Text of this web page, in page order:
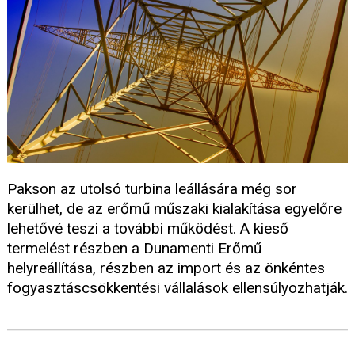
Pakson az utolsó turbina leállására még sor
kerülhet, de az erőmű műszaki kialakítása egyelőre
lehetővé teszi a további működést. A kieső
termelést részben a Dunamenti Erőmű
helyreállítása, részben az import és az önkéntes
fogyasztáscsökkentési vállalások ellensúlyozhatják.